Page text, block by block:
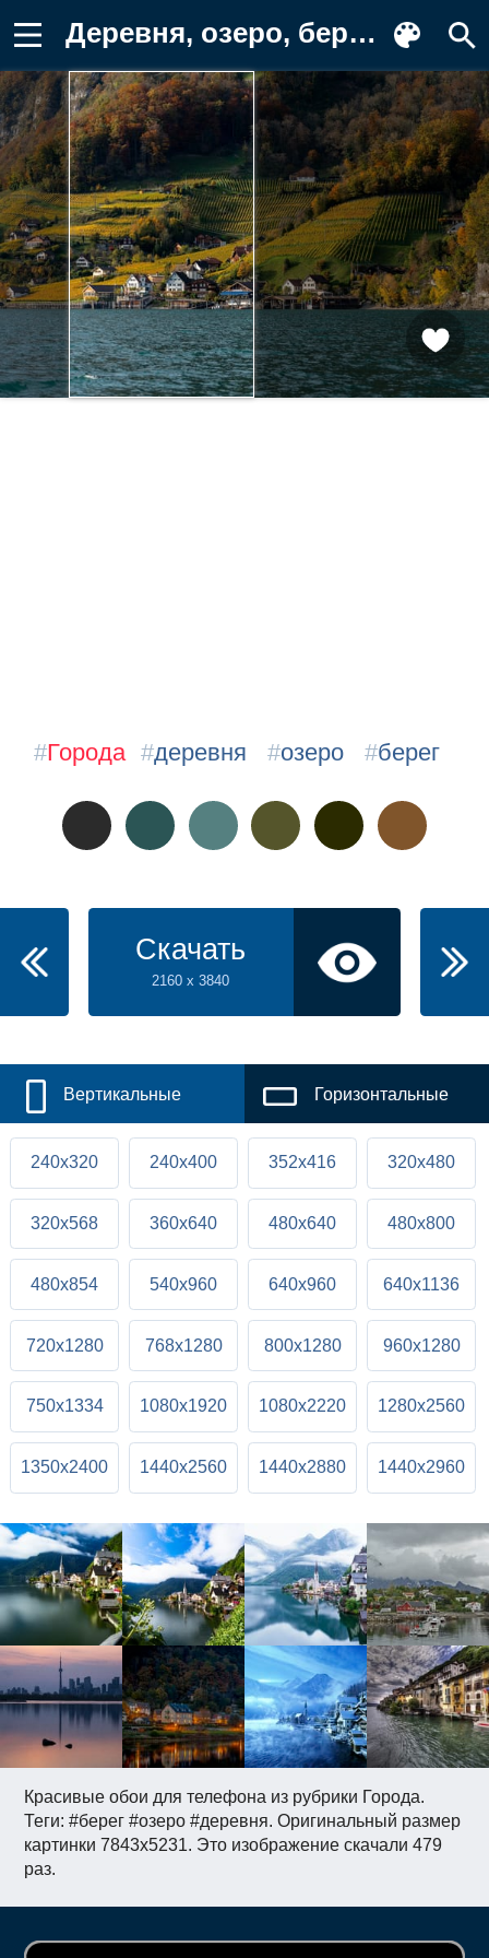
Деревня, озеро, берег Картинка
Красивые обои для телефона из рубрики Города.
Теги: #берег #озеро #деревня. Оригинальный размер
картинки 7843x5231. Это изображение скачали 479
раз.
#Города #деревня #озеро #берег
Скачать
2160 x 3840
Вертикальные Горизонтальные
240x320 240x400 352x416 320x480
320x568 360x640 480x640 480x800
480x854 540x960 640x960 640x1136
720x1280 768x1280 800x1280 960x1280
750x1334 1080x1920 1080x2220 1280x2560
1350x2400 1440x2560 1440x2880 1440x2960